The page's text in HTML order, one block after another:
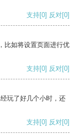
支持[0] 反对[0]
比如将设置页面进行优
支持[0] 反对[0]
玩了好几个小时，还
支持[0] 反对[0]